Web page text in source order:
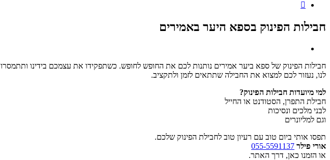

חבילות הפינוק בספא היער באמירים
חבילות הפינוק של ספא ביער אמירים נותנות לכם את החופש לחופש. כשתפקידו את עצמכם בידינו ותתמסרו
לנו, נעזור לכם למצוא את החבילה שתתאים לזמן ולתקציב.
למי מיועדות חבילות הפינוק?
חבילת התפרן, הסטודנט או החייל
לבני מלכים ונסיכות
וגם למליונרים
תפסו אותי ביום טוב עם רעיון טוב לחבילת הפינוק שלכם.
אורי פילר 055-5591137
או הזמנו כאן, דרך האתר.